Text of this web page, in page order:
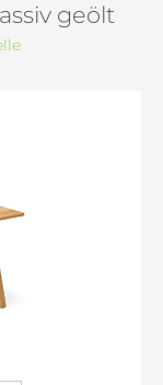
geölt